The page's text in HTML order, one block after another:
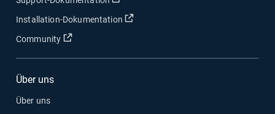
Installation-Dokumentation In neuem Fenster öffnen
Community In neuem Fenster öffnen
Über uns
Über uns